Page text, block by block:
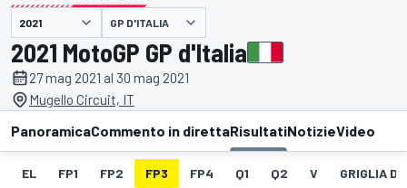
presentato da GP D'ITALIA
2021 MotoGP GP d'Italia
27 mag 2021 al 30 mag 2021
Mugello Circuit, IT
PanoramicaCommento in direttaRisultatiNotizieVideo
EL FP1 FP2 FP3 FP4 Q1 Q2 V GRIGLIA DI